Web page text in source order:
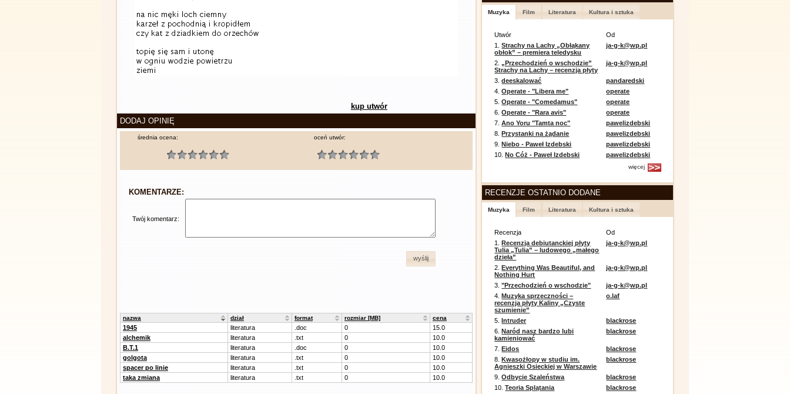
kup utwór
DODAJ OPINIĘ
średnia ocena: oceń utwór:
KOMENTARZE:
Twój komentarz:
wyślij
nazwa dział format rozmiar [MB] cena
1945 literatura .doc 0
15.0
alchemik
literatura .txt 0
10.0
B.T.1
literatura .doc 0
10.0
golgota
literatura .txt 0
10.0
spacer po linie
literatura .txt 0
10.0
taka zmiana
literatura .txt 0 10.0
Muzyka Film Literatura Kultura i sztuka
Utwór
Od
1.Strachy na Lachy „Obłąkany
obłok” – premiera teledysku
ja-g-k@wp.pl
2.„Przechodzień o wschodzie”
Strachy na Lachy – recenzja płyty
ja-g-k@wp.pl
3.deeskalować
pandaredski
4.Operate - "Libera me"
operate
5.Operate - "Comedamus"
operate
6.Operate - "Rara avis"
operate
7.Ano Yoru "Tamta noc"
pawelizdebski
8.Przystanki na żądanie
pawelizdebski
9.Niebo - Paweł Izdebski
pawelizdebski
10.No Cóż - Paweł Izdebski pawelizdebski
więcej
RECENZJE OSTATNIO DODANE
Muzyka Film Literatura Kultura i sztuka
Recenzja
Od
1.Recenzja debiutanckiej płyty
Tulia „Tulia” – ludowego „małego
dzieła”
ja-g-k@wp.pl
2.Everything Was Beautiful, and
Nothing Hurt
ja-g-k@wp.pl
3."Przechodzień o wschodzie"
ja-g-k@wp.pl
4.Muzyka sprzeczności –
recenzja płyty Kaliny „Czyste
szumienie”
o.laf
5.Intruder
blackrose
6.Naród nasz bardzo lubi
kamieniować
blackrose
7.Eidos
blackrose
8.Kwasożłopy w studiu im.
Agnieszki Osieckiej w Warszawie
blackrose
9.Odbycie Szaleństwa
blackrose
10.Teoria Splątania blackrose